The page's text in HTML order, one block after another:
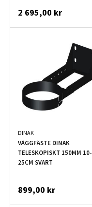
2 695,00 kr
DINAK
VÄGGFÄSTE DINAK
TELESKOPISKT 150MM 10-
25CM SVART
899,00 kr